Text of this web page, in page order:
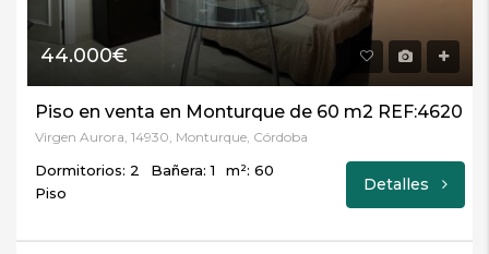
44.000€
Piso en venta en Monturque de 60 m2 REF:4620
Virgen Aurora, 14930, Monturque, Córdoba
Dormitorios: 2 Bañera: 1
m²: 60
Piso
Detalles